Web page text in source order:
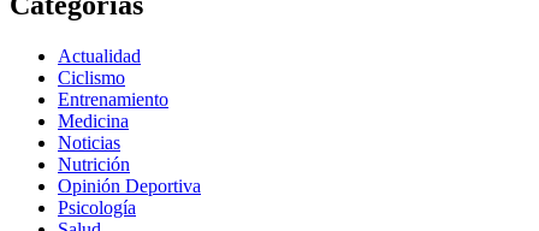
Actualidad
Ciclismo
Entrenamiento
Medicina
Noticias
Nutrición
Opinión Deportiva
Psicología